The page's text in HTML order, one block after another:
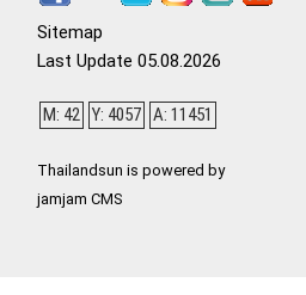
Sitemap
Last Update 05.08.2026
M: 42 Y: 4057 A: 11451
Thailandsun is powered by
jamjam CMS